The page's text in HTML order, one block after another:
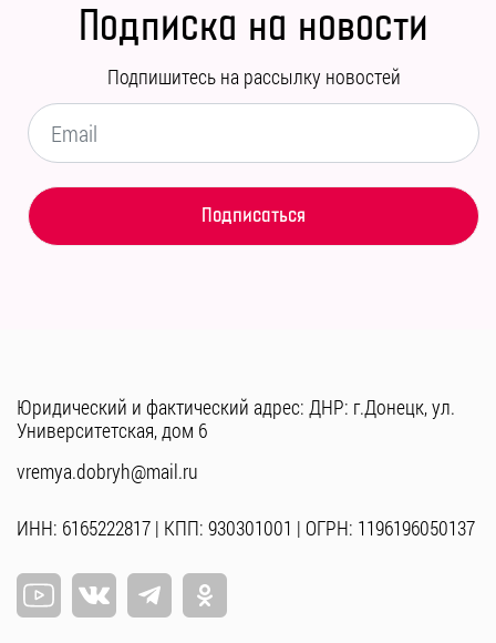
Подписка на новости
Подпишитесь на рассылку новостей
Юридический и фактический адрес: ДНР: г.Донецк, ул.
Университетская, дом 6
vremya.dobryh@mail.ru
ИНН: 6165222817 | КПП: 930301001 | ОГРН: 1196196050137